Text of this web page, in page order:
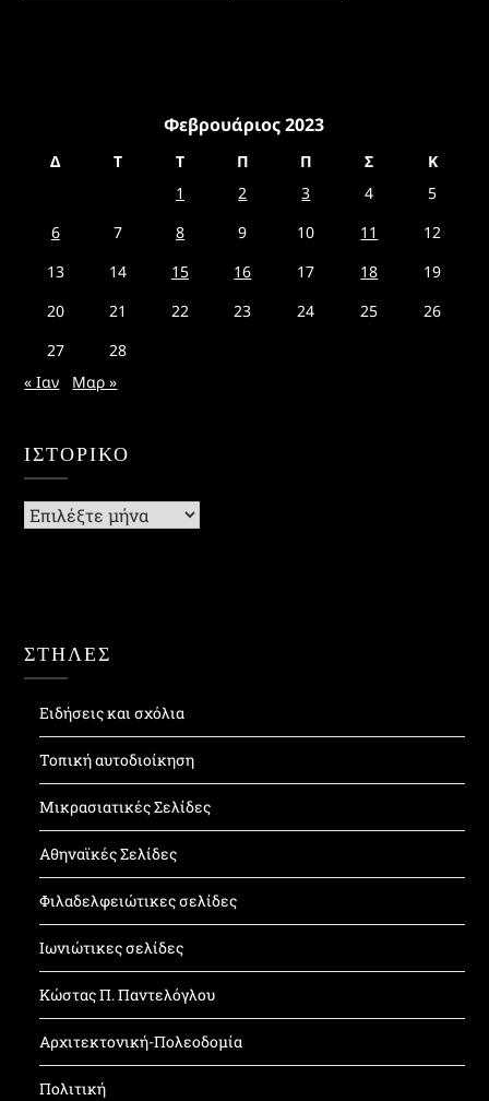
Φεβρουάριος 2023
Δ Τ Τ Π Π Σ
Κ
1
2 3 4
5
6
7 8 9 10 11
12
13
14 15 16 17 18
19
20
21 22 23 24 25
26
27
28
« Ιαν
Μαρ »
ΙΣΤΟΡΙΚΌ
Ιστορικό
ΣΤΗΛΕΣ
Ειδήσεις και σχόλια
Τοπική αυτοδιοίκηση
Μικρασιατικές Σελίδες
Αθηναϊκές Σελίδες
Φιλαδελφειώτικες σελίδες
Ιωνιώτικες σελίδες
Κώστας Π. Παντελόγλου
Αρχιτεκτονική-Πολεοδομία
Πολιτική